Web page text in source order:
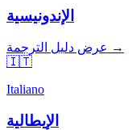
الإندونيسية
عرض دليل الترجمة →
🇮🇹
Italiano
الإيطالية